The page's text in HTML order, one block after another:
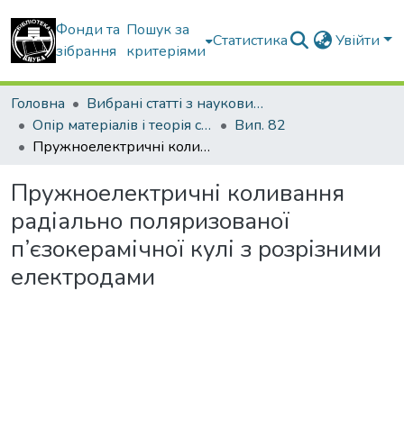
Фонди та
зібрання
Пошук за
критеріями
Статистика Увійти
Головна
Вибрані статті з наукових збірників КНУБА
Опір матеріалів і теорія споруд
Вип. 82
Пружноелектричні коливання радіально поляризованої п’єзокерамічної кулі з розрізними електродами
Пружноелектричні коливання
радіально поляризованої
п’єзокерамічної кулі з розрізними
електродами